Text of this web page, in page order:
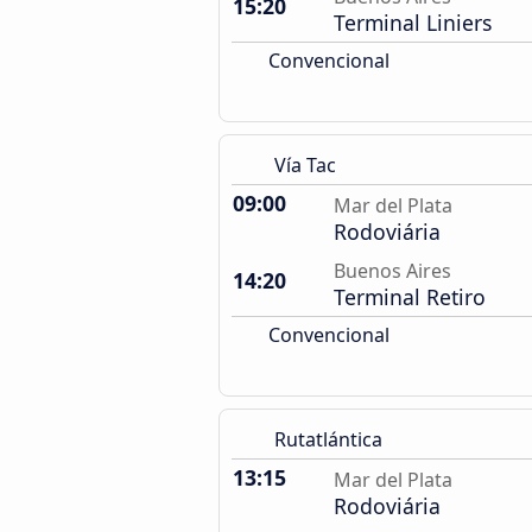
15:20
Terminal Liniers
Convencional
Vía Tac
09:00 Mar del Plata
Rodoviária
14:20
Buenos Aires
Terminal Retiro
Convencional
Rutatlántica
13:15 Mar del Plata
Rodoviária